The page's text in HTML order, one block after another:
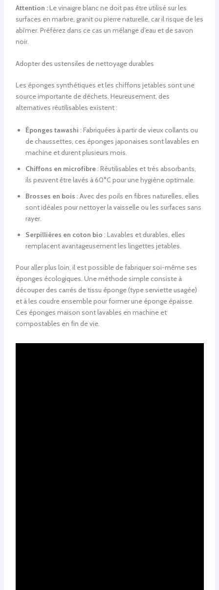
Attention :Le vinaigre blanc ne doit pas être utilisé sur les
surfaces en marbre, granit ou pierre naturelle, car il risque de les
abîmer. Préférez dans ce cas un mélange d’eau et de savon
noir.
Adopter des ustensiles de nettoyage durables
Les éponges synthétiques et les chiffons jetables sont une
source importante de déchets. Heureusement, des
alternatives réutilisables existent :
Éponges tawashi : Fabriquées à partir de vieux collants ou
de chaussettes, ces éponges japonaises sont lavables en
machine et durent plusieurs mois.
Chiffons en microfibre: Réutilisables et très absorbants,
ils peuvent être lavés à 60°C pour une hygiène optimale.
Brosses en bois : Avec des poils en fibres naturelles, elles
sont idéales pour nettoyer la vaisselle ou les surfaces sans
rayer.
Serpillières en coton bio : Lavables et durables, elles
remplacent avantageusement les lingettes jetables.
Pour aller plus loin, il est possible de fabriquer soi-même ses
éponges écologiques. Une méthode simple consiste à
découper des carrés de tissu éponge (type serviette usagée)
et à les coudre ensemble pour former une éponge épaisse.
Ces éponges maison sont lavables en machine et
compostables en fin de vie.